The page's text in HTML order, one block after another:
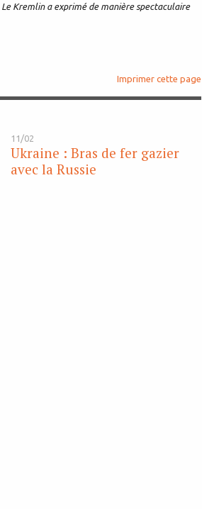
Le Kremlin a exprimé de manière spectaculaire
Imprimer cette page
11/02
Ukraine : Bras de fer gazier
avec la Russie